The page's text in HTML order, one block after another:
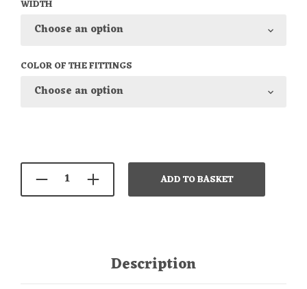
WIDTH
COLOR OF THE FITTINGS
ADD TO BASKET
Description